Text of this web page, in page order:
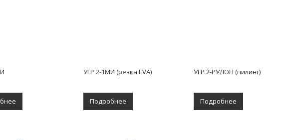
УГР 2-1МИ (резка EVA)
Подробнее
УГР 2-РУЛОН (пилинг)
Подробнее